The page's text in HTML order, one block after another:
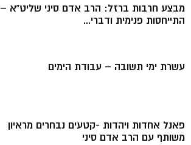
מבצע חרבות ברזל: הרב אדם סיני שליט”א –
התייחסות פנימית ודברי...
עשרת ימי תשובה – עבודת הימים
פאנל אחדות ויהדות -קטעים נבחרים מראיון
משותף עם הרב אדם סיני